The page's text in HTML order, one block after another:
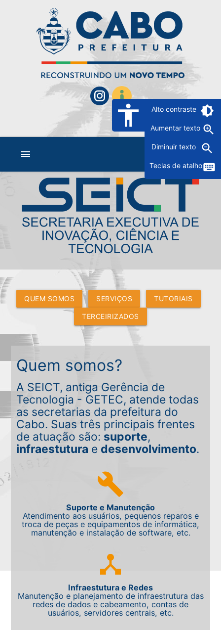
accessibility Alto contraste brightness_6
Aumentar texto zoom_in
Diminuir texto zoom_out
Teclas de atalhokeyboard
menu
QUEM SOMOS SERVIÇOS TUTORIAIS
TERCEIRIZADOS
Quem somos?
A SEICT, antiga Gerência de
Tecnologia - GETEC, atende todas
as secretarias da prefeitura do
Cabo. Suas três principais frentes
de atuação são: suporte,
infraestutura e desenvolvimento.
build
Suporte e Manutenção
Atendimento aos usuários, pequenos reparos e
troca de peças e equipamentos de informática,
manutenção e instalação de software, etc.
device_hub
Infraestutura e Redes
Manutenção e planejamento de infraestrutura das
redes de dados e cabeamento, contas de
usuários, servidores centrais, etc.